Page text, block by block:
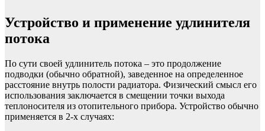
Устройство и применение удлинителя
потока
По сути своей удлинитель потока – это продолжение
подводки (обычно обратной), заведенное на определенное
расстояние внутрь полости радиатора. Физический смысл его
использования заключается в смещении точки выхода
теплоносителя из отопительного прибора. Устройство обычно
применяется в 2-х случаях: